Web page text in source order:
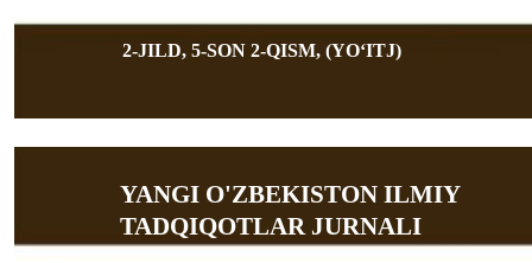
2-JILD, 5-SON 2-QISM, (YOʻITJ)
YANGI O'ZBEKISTON ILMIY
TADQIQOTLAR JURNALI